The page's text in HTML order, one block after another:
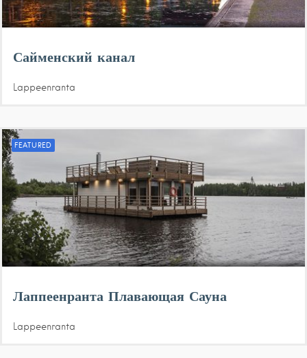
Сайменский канал
Lappeenranta
FEATURED
Лаппеенранта Плавающая Сауна
Lappeenranta